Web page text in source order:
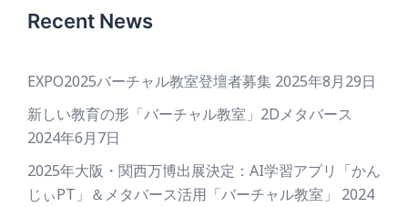
Recent News
EXPO2025バーチャル教室登壇者募集 2025年8月29日
新しい教育の形「バーチャル教室」2Dメタバース
2024年6月7日
2025年大阪・関西万博出展決定：AI学習アプリ「かん
じぃPT」＆メタバース活用「バーチャル教室」
2024